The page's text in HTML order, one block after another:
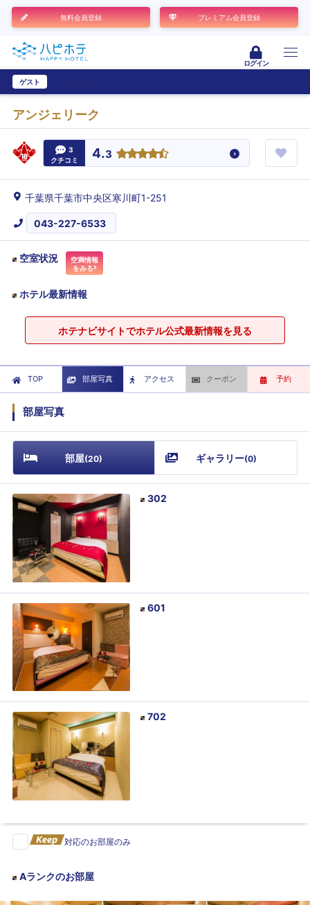
無料会員登録 プレミアム会員登録
ログイン
ゲスト
アンジェリーク
3
クチコミ
4.3
千葉県千葉市中央区寒川町1-251
043-227-6533
空室状況
空満情報
をみる
ホテル最新情報
ホテナビサイトでホテル公式最新情報を見る
TOP 部屋写真 アクセス クーポン 予約
部屋写真
部屋(20) ギャラリー(0)
302
601
702
対応のお部屋のみ
Aランクのお部屋